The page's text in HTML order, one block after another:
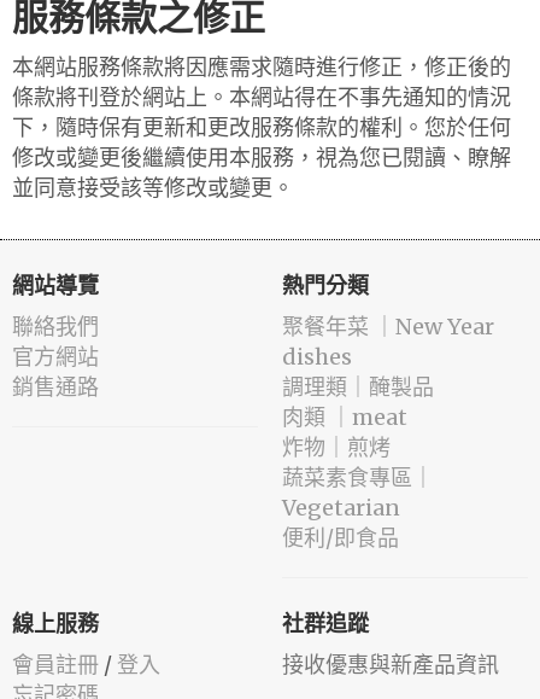
服務條款之修正
本網站服務條款將因應需求隨時進行修正，修正後的
條款將刊登於網站上。本網站得在不事先通知的情況
下，隨時保有更新和更改服務條款的權利。您於任何
修改或變更後繼續使用本服務，視為您已閱讀、瞭解
並同意接受該等修改或變更。
網站導覽
聯絡我們
官方網站
銷售通路
熱門分類
️聚餐年菜 ｜New Year
dishes
️調理類｜醃製品
肉類 ｜meat
️炸物｜煎烤
蔬菜素食專區｜
Vegetarian
便利/即食品
線上服務
會員註冊 / 登入
社群追蹤
接收優惠與新產品資訊